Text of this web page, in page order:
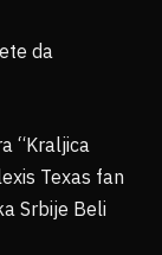
da
“Kraljica
Texas fan
Srbije Beli